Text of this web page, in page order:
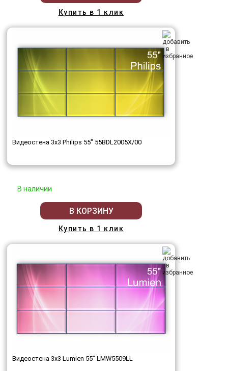
Купить в 1 клик
Видеостена 3x3 Philips 55" 55BDL2005X/00
В наличии
В КОРЗИНУ
Купить в 1 клик
Видеостена 3x3 Lumien 55" LMW5509LL